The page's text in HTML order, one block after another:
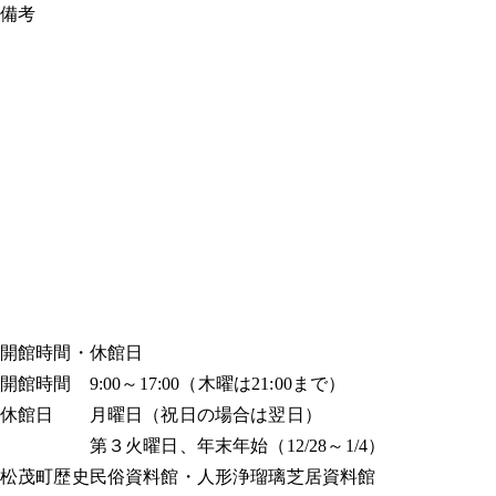
備考
開館時間・休館日
開館時間 9:00～17:00（木曜は21:00まで）
休館日 月曜日（祝日の場合は翌日）
第３火曜日、年末年始（12/28～1/4）
松茂町歴史民俗資料館・人形浄瑠璃芝居資料館